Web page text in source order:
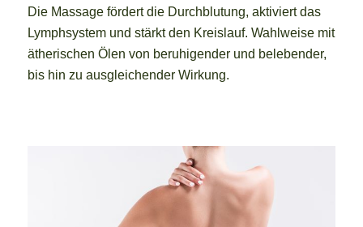
Die Massage fördert die Durchblutung, aktiviert das
Lymphsystem und stärkt den Kreislauf. Wahlweise mit
ätherischen Ölen von beruhigender und belebender,
bis hin zu ausgleichender Wirkung.